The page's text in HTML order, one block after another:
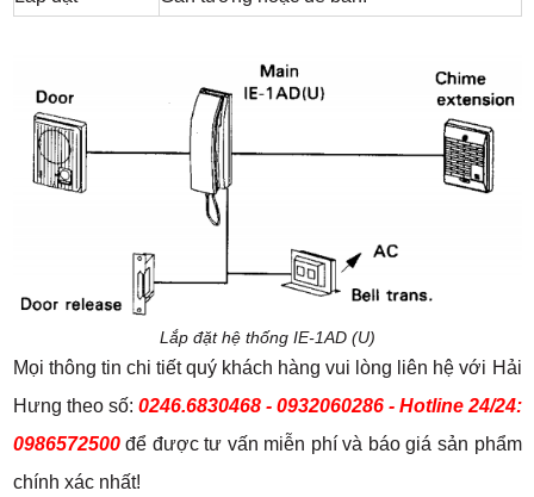
Lắp đặt hệ thống IE-1AD (U)​
Mọi thông tin chi tiết quý khách hàng vui lòng liên hệ với Hải
Hưng theo số: 0246.6830468 - 0932060286 - Hotline 24/24:
0986572500để được tư vấn miễn phí và báo giá sản phẩm
chính xác nhất!